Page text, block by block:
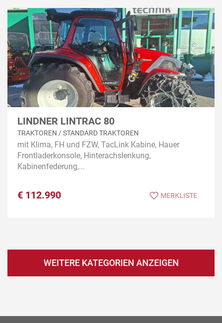
LINDNER LINTRAC 80
TRAKTOREN / STANDARD TRAKTOREN
mit Klima, FH und FZW, TacLink Kabine, Hauer
Frontladerkonsole, Hinterachslenkung,
Kabinenfederung,...
€ 112.990 MERKLISTE
WEITERE KATEGORIEN ANZEIGEN